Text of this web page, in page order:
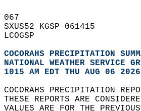
067
SXUS52 KGSP 061415
LCOGSP
COCORAHS PRECIPITATION
NATIONAL WEATHER SERVICE
1015 AM EDT THU AUG 06 2026
COCORAHS PRECIPITATION
THESE REPORTS ARE
VALUES ARE FOR THE